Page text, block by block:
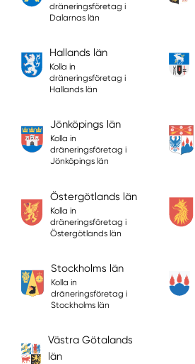
dräneringsföretag i
Dalarnas län
Hallands län
Kolla in
dräneringsföretag i
Hallands län
Jönköpings län
Kolla in
dräneringsföretag i
Jönköpings län
Östergötlands län
Kolla in
dräneringsföretag i
Östergötlands län
Stockholms län
Kolla in
dräneringsföretag i
Stockholms län
Västra Götalands
län